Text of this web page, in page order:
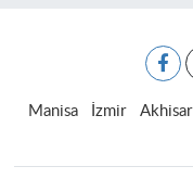
Manisa İzmir Akhisar